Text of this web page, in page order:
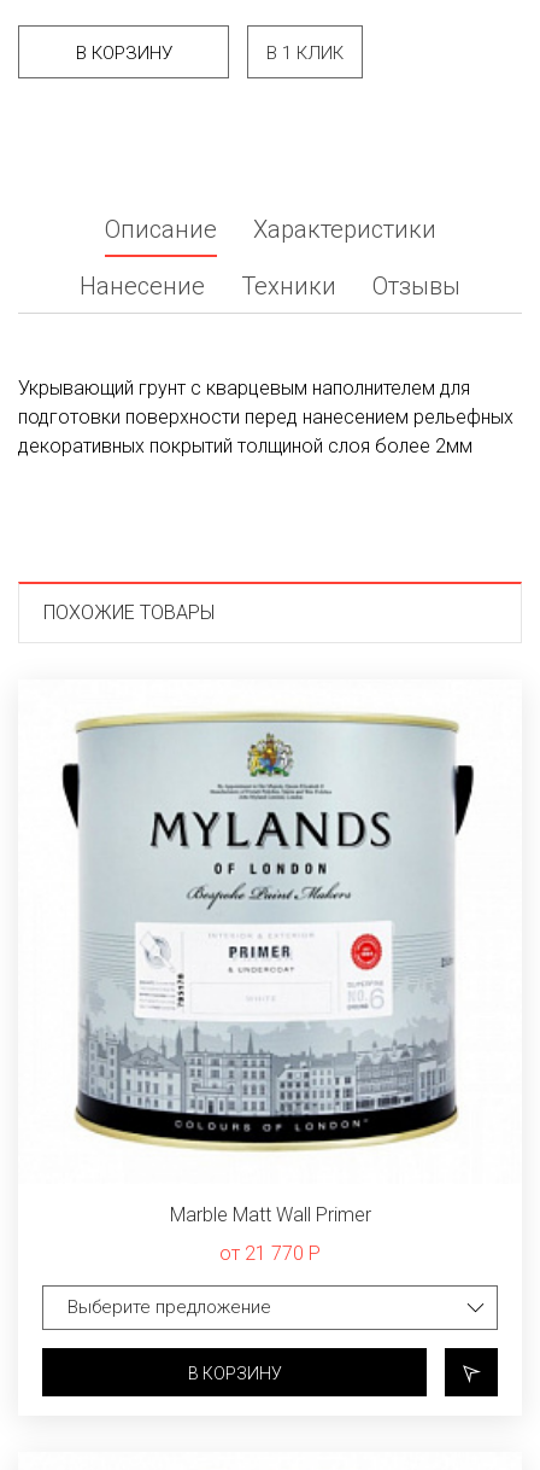
В КОРЗИНУ В 1 КЛИК
Описание
Характеристики
Нанесение
Техники Отзывы
Укрывающий грунт с кварцевым наполнителем для
подготовки поверхности перед нанесением рельефных
декоративных покрытий толщиной слоя более 2мм
ПОХОЖИЕ ТОВАРЫ
Marble Matt Wall Primer
от 21 770 Р
В КОРЗИНУ